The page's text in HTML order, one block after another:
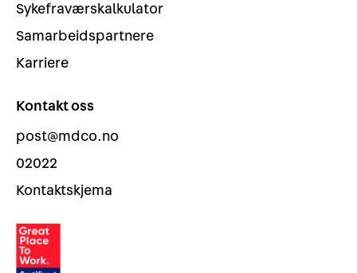
Sykefraværskalkulator
Samarbeidspartnere
Karriere
Kontakt oss
post@mdco.no
02022
Kontaktskjema